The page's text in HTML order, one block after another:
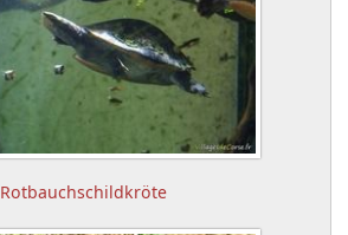
Rotbauchschildkröte